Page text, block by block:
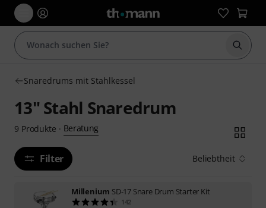
Suche
Snaredrums mit Stahlkessel
13" Stahl Snaredrum
9 Produkte · Beratung
Filter Beliebtheit
Millenium SD-17 Snare Drum Starter Kit
142